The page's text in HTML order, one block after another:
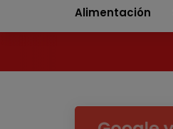
Alimentación